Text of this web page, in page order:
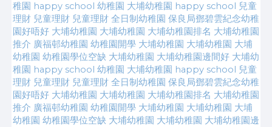
稚園 happy school 幼稚園 大埔幼稚園 happy school 兒童
理財 兒童理財 兒童理財 全日制幼稚園 保良局鄧碧雲紀念幼稚
園好唔好 大埔幼稚園 大埔幼稚園 大埔幼稚園排名 大埔幼稚園
推介 廣福邨幼稚園 幼稚園開學 大埔幼稚園 大埔幼稚園 大埔
幼稚園 幼稚園學位空缺 大埔幼稚園 大埔幼稚園邊間好 大埔幼
稚園 happy school 幼稚園 大埔幼稚園 happy school 兒童
理財 兒童理財 兒童理財 全日制幼稚園 保良局鄧碧雲紀念幼稚
園好唔好 大埔幼稚園 大埔幼稚園 大埔幼稚園排名 大埔幼稚園
推介 廣福邨幼稚園 幼稚園開學 大埔幼稚園 大埔幼稚園 大埔
幼稚園 幼稚園學位空缺 大埔幼稚園 大埔幼稚園 大埔幼稚園邊